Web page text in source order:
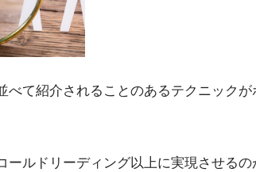
べて紹介されることのあるテクニック
ールドリーディング以上に実現させる